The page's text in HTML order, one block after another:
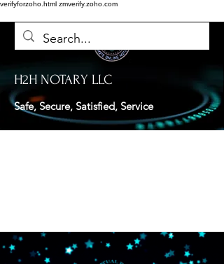
verifyforzoho.html zmverify.zoho.com
H2H NOTARY LLC
Safe, Secure, Satisfied, Service